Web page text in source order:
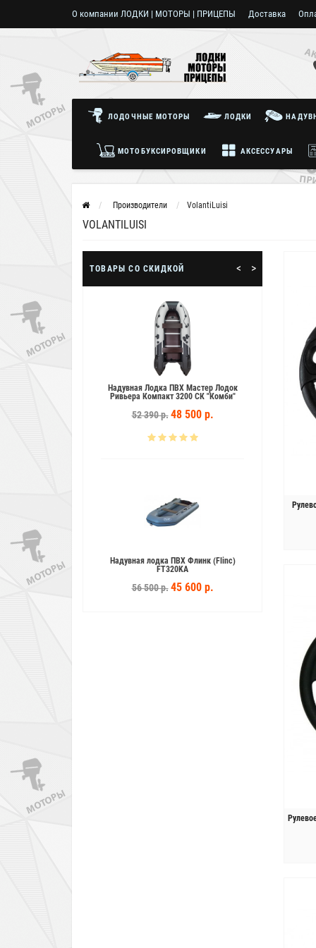
О компании ЛОДКИ | МОТОРЫ | ПРИЦЕПЫ Доставка
ЛОДОЧНЫЕ МОТОРЫ ЛОДКИ
МОТОБУКСИРОВЩИКИ АКСЕССУАРЫ
Производители VolantiLuisi
VOLANTILUISI
ТОВАРЫ СО СКИДКОЙ
Мастер Лодок
НДНД "Комби"
700 р.
Надувная Лодка ПВХ Мастер Лодок
Ривьера Компакт 3200 СК "Комби"
52 390 р. 48 500 р.
Надувная лодка ПВХ Флинк (Flinc)
FT320KA
56 500 р. 45 600 р.
< >